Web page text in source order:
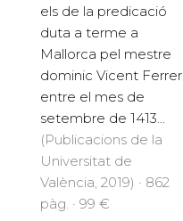
els de la predicació
duta a terme a
Mallorca pel mestre
dominic Vicent Ferrer
entre el mes de
setembre de 1413...
(Publicacions de la
Universitat de
València, 2019) · 862
pàg. · 99 €